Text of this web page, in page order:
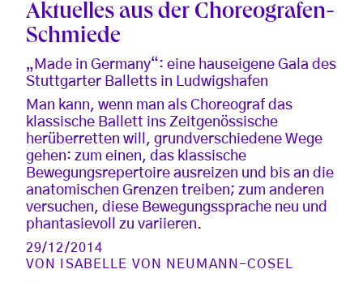
Aktuelles aus der Choreografen-
Schmiede
„Made in Germany“: eine hauseigene Gala des
Stuttgarter Balletts in Ludwigshafen
Man kann, wenn man als Choreograf das
klassische Ballett ins Zeitgenössische
herüberretten will, grundverschiedene Wege
gehen: zum einen, das klassische
Bewegungsrepertoire ausreizen und bis an die
anatomischen Grenzen treiben; zum anderen
versuchen, diese Bewegungssprache neu und
phantasievoll zu variieren.
29/12/2014
VON
ISABELLE VON NEUMANN-COSEL